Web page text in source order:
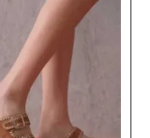
del fornitore
specialista
di calzature da